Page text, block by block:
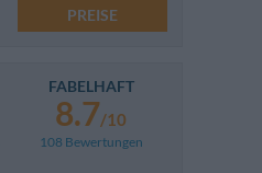
PREISE
FABELHAFT
8.7/10
108 Bewertungen